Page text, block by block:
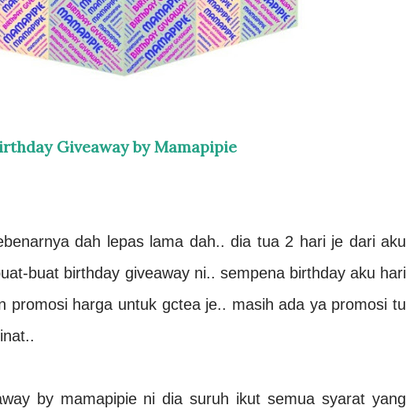
Giveaway by Mamapipie
dah lepas lama dah.. dia tua 2 hari je dari aku
buat birthday giveaway ni.. sempena birthday aku hari
promosi harga untuk gctea je.. masih ada ya promosi tu
by mamapipie ni dia suruh ikut semua syarat yang